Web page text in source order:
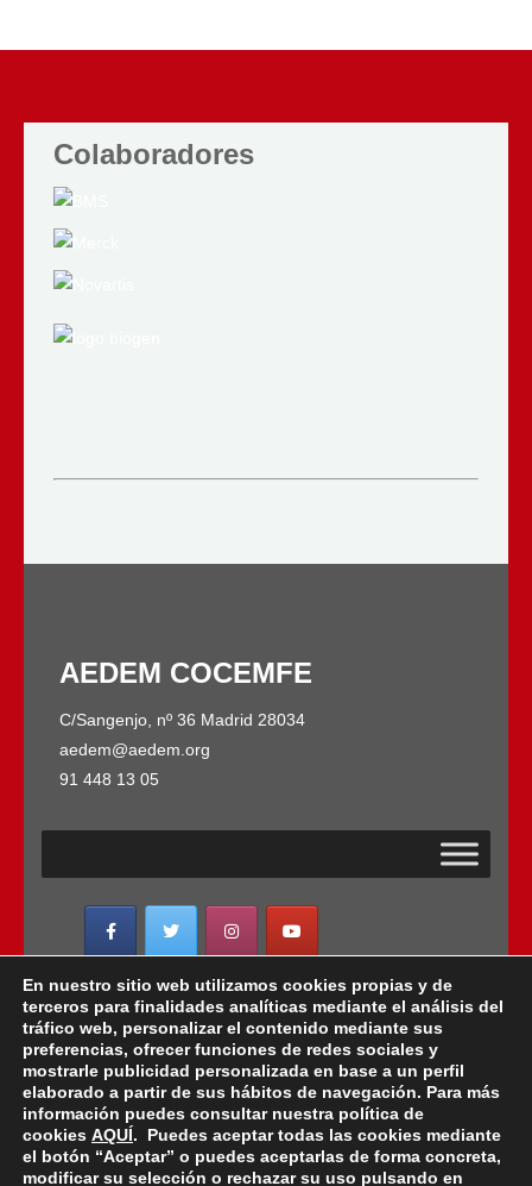
Colaboradores
AEDEM COCEMFE
C/Sangenjo, nº 36 Madrid 28034
aedem@aedem.org
91 448 13 05
AEDEM-COCEMFE es miembro de:
Copyright © 2022 · AEDEM-Asociación española de
EM · Todos los Derechos Reservados · C/ Sangenjo,
nº 36 Madrid -
91 448 13 05
En nuestro sitio web utilizamos cookies propias y de
terceros para finalidades analíticas mediante el análisis del
tráfico web, personalizar el contenido mediante sus
preferencias, ofrecer funciones de redes sociales y
mostrarle publicidad personalizada en base a un perfil
elaborado a partir de sus hábitos de navegación. Para más
información puedes consultar nuestra política de
cookies AQUÍ. Puedes aceptar todas las cookies mediante
el botón “Aceptar” o puedes aceptarlas de forma concreta,
modificar su selección o rechazar su uso pulsando en